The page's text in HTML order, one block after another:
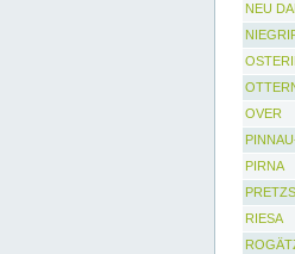
NEU
OVER
PIRNA
RIESA